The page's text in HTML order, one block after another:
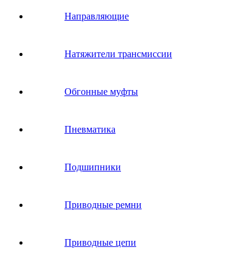
Направляющие
Натяжители трансмиссии
Обгонные муфты
Пневматика
Подшипники
Приводные ремни
Приводные цепи